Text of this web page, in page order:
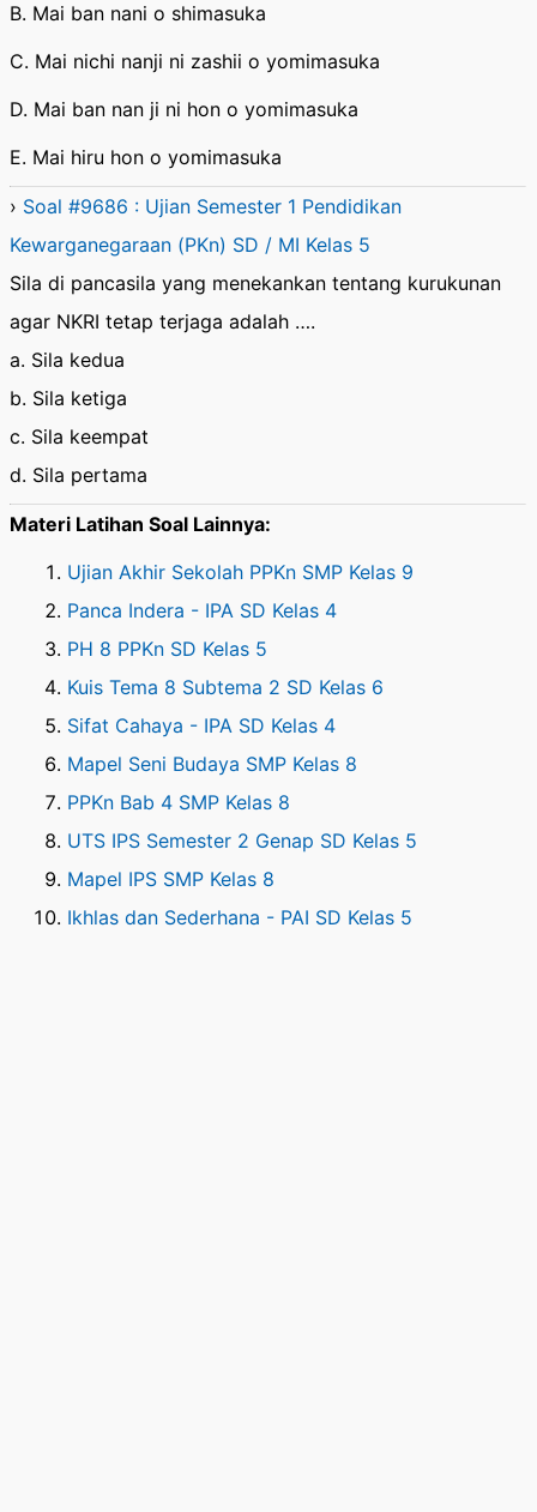
B. Mai ban nani o shimasuka
C. Mai nichi nanji ni zashii o yomimasuka
D. Mai ban nan ji ni hon o yomimasuka
E. Mai hiru hon o yomimasuka
› Soal #9686 : Ujian Semester 1 Pendidikan
Kewarganegaraan (PKn) SD / MI Kelas 5
Sila di pancasila yang menekankan tentang kurukunan
agar NKRI tetap terjaga adalah ….
a. Sila kedua
b. Sila ketiga
c. Sila keempat
d. Sila pertama
Materi Latihan Soal Lainnya:
Ujian Akhir Sekolah PPKn SMP Kelas 9
Panca Indera - IPA SD Kelas 4
PH 8 PPKn SD Kelas 5
Kuis Tema 8 Subtema 2 SD Kelas 6
Sifat Cahaya - IPA SD Kelas 4
Mapel Seni Budaya SMP Kelas 8
PPKn Bab 4 SMP Kelas 8
UTS IPS Semester 2 Genap SD Kelas 5
Mapel IPS SMP Kelas 8
Ikhlas dan Sederhana - PAI SD Kelas 5